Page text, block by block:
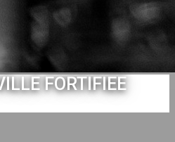
FORTIFIEE